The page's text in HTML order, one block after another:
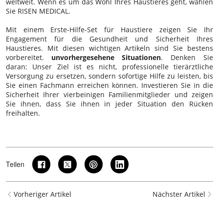
Sie RISEN MEDICAL.
Mit einem Erste-Hilfe-Set für Haustiere zeigen Sie Ihr
Engagement für die Gesundheit und Sicherheit Ihres
Haustieres. Mit diesen wichtigen Artikeln sind Sie bestens
vorbereitet. unvorhergesehene Situationen. Denken Sie
daran: Unser Ziel ist es nicht, professionelle tierärztliche
Versorgung zu ersetzen, sondern sofortige Hilfe zu leisten, bis
Sie einen Fachmann erreichen können. Investieren Sie in die
Sicherheit Ihrer vierbeinigen Familienmitglieder und zeigen
Sie ihnen, dass Sie ihnen in jeder Situation den Rücken
freihalten.
Teilen
Vorheriger Artikel Nächster Artikel